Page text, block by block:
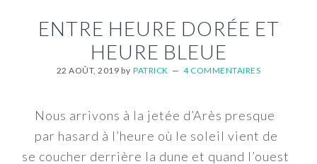
ENTRE HEURE DORÉE ET
HEURE BLEUE
22 AOÛT, 2019 byPATRICK 4 COMMENTAIRES
Nous arrivons à la jetée d’Arès presque
par hasard à l’heure où le soleil vient de
se coucher derrière la dune et quand l’ouest